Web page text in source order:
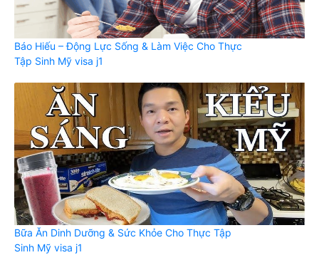
Báo Hiếu – Động Lực Sống & Làm Việc Cho Thực
Tập Sinh Mỹ visa j1
Bữa Ăn Dinh Dưỡng & Sức Khỏe Cho Thực Tập
Sinh Mỹ visa j1